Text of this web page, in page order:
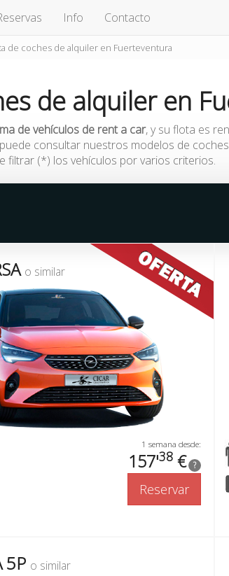
Info Contacto
de coches de alquiler en Fuerteventura
de alquileren
de vehículos de rent a car, y su flota es
consultar nuestros modelos de
filtrar (*) los vehículos por varios criterios.
o similar
1 semana desde:
157'38 € ?
Reservar
5P o similar